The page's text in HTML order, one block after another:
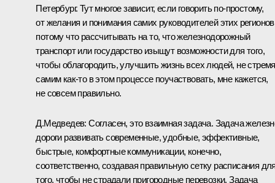
Петербург. Тут многое зависит, если говорить по‑простому,
от желания и понимания самих руководителей этих
потому что рассчитывать на то, что железнодорожный
транспорт или государство изыщут возможности для того,
чтобы облагородить, улучшить жизнь всех людей, не
самим как‑то в этом процессе поучаствовать, мне кажется,
не совсем правильно.
Д.Медведев: Согласен, это взаимная задача. Задача
дороги развивать современные, удобные, эффективные,
быстрые, комфортные коммуникации, конечно,
соответственно, создавая правильную сетку расписания
того, чтобы не страдали пригородные перевозки. Задача